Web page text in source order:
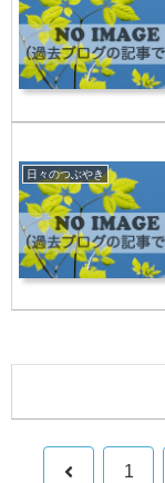
日々のつぶやき
前 1